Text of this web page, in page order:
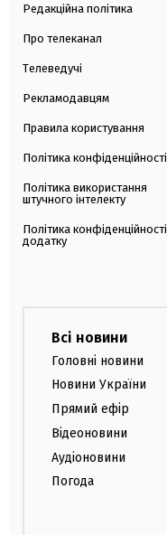
Редакційна політика
Про телеканал
Телеведучі
Рекламодавцям
Правила користування
Політика конфіденційності
Політика використання
штучного інтелекту
Політика конфіденційності
додатку
Всі новини
Головні новини
Новини України
Прямий ефір
Відеоновини
Аудіоновини
Погода